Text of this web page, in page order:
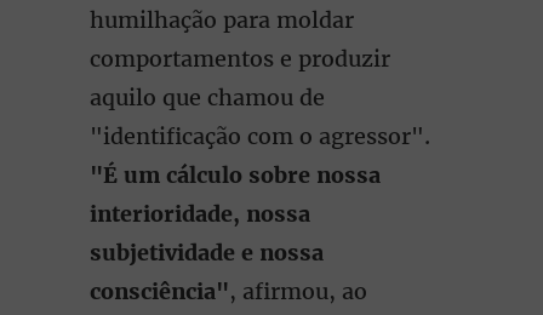
humilhação para moldar
comportamentos e produzir
aquilo que chamou de
"identificação com o agressor".
"É um cálculo sobre nossa
interioridade, nossa
subjetividade e nossa
consciência", afirmou, ao